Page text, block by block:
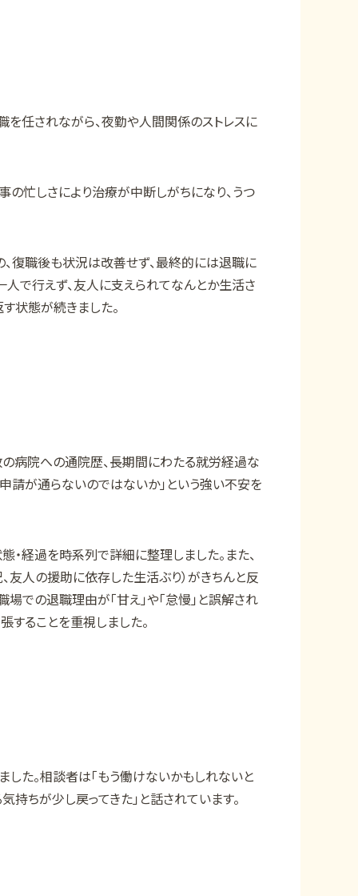
任されながら、夜勤や人間関係のストレスに
忙しさにより治療が中断しがちになり、うつ
復職後も状況は改善せず、最終的には退職に
で行えず、友人に支えられてなんとか生活さ
状態が続きました。
病院への通院歴、長期間にわたる就労経過な
請が通らないのではないか」という強い不安を
・経過を時系列で詳細に整理しました。また、
人の援助に依存した生活ぶり）がきちんと反
での退職理由が「甘え」や「怠慢」と誤解され
ることを重視しました。
た。相談者は「もう働けないかもしれないと
ちが少し戻ってきた」と話されています。